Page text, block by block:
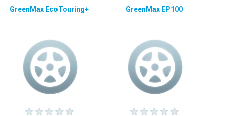
GreenMax EcoTouring+
GreenMax EP100